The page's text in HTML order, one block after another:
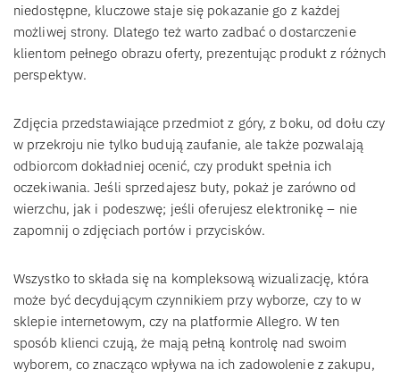
niedostępne, kluczowe staje się pokazanie go z każdej
możliwej strony. Dlatego też warto zadbać o dostarczenie
klientom pełnego obrazu oferty, prezentując produkt z różnych
perspektyw.
Zdjęcia przedstawiające przedmiot z góry, z boku, od dołu czy
w przekroju nie tylko budują zaufanie, ale także pozwalają
odbiorcom dokładniej ocenić, czy produkt spełnia ich
oczekiwania. Jeśli sprzedajesz buty, pokaż je zarówno od
wierzchu, jak i podeszwę; jeśli oferujesz elektronikę – nie
zapomnij o zdjęciach portów i przycisków.
Wszystko to składa się na kompleksową wizualizację, która
może być decydującym czynnikiem przy wyborze, czy to w
sklepie internetowym, czy na platformie Allegro. W ten
sposób klienci czują, że mają pełną kontrolę nad swoim
wyborem, co znacząco wpływa na ich zadowolenie z zakupu,